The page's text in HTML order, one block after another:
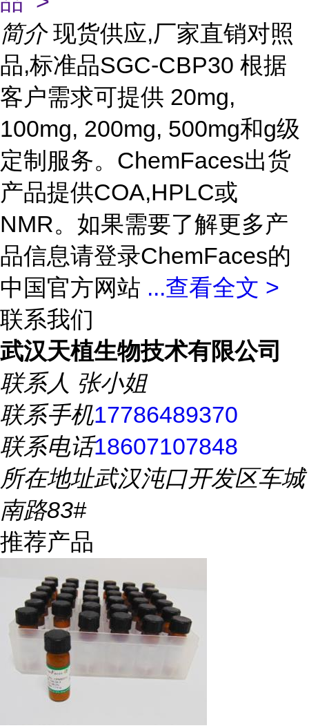
简介 现货供应,厂家直销对照
品,标准品SGC-CBP30 根据
客户需求可提供 20mg,
100mg, 200mg, 500mg和g级
定制服务。ChemFaces出货
产品提供COA,HPLC或
NMR。如果需要了解更多产
品信息请登录ChemFaces的
中国官方网站 ...查看全文 >
联系我们
武汉天植生物技术有限公司
联系人 张小姐
联系手机17786489370
联系电话18607107848
所在地址武汉沌口开发区车城
南路83#
推荐产品